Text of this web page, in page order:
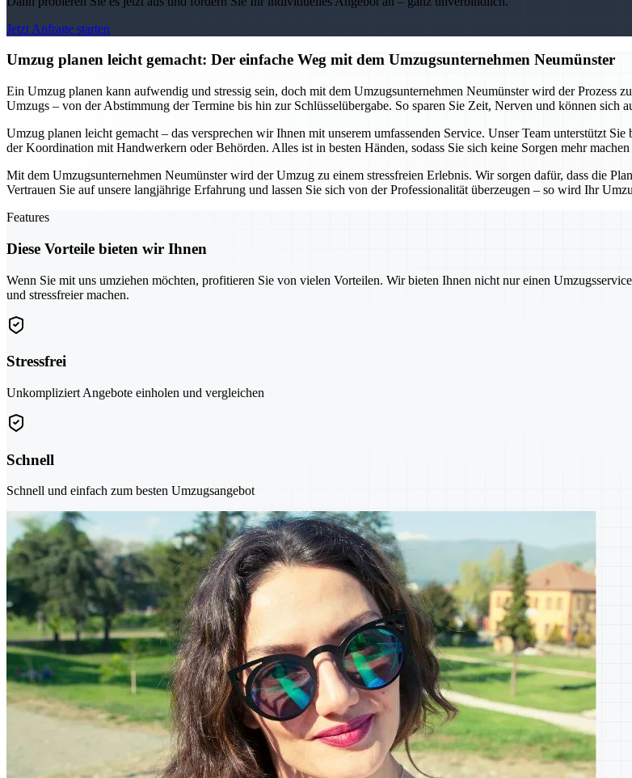
Jetzt Anfrage starten
Umzug planen leicht gemacht: Der einfache Weg mit dem Umzugsunternehmen Neumünster
Ein Umzug planen kann aufwendig und stressig sein, doch mit dem Umzugsunternehmen Neumünster wird der Prozess
Umzugs – von der Abstimmung der Termine bis hin zur Schlüsselübergabe. So sparen Sie Zeit, Nerven und können sich
Umzug planen leicht gemacht – das versprechen wir Ihnen mit unserem umfassenden Service. Unser Team unterstützt
der Koordination mit Handwerkern oder Behörden. Alles ist in besten Händen, sodass Sie sich keine Sorgen mehr machen
Mit dem Umzugsunternehmen Neumünster wird der Umzug zu einem stressfreien Erlebnis. Wir sorgen dafür, dass die
Vertrauen Sie auf unsere langjährige Erfahrung und lassen Sie sich von der Professionalität überzeugen – so wird Ihr
Features
Diese Vorteile bieten wir Ihnen
Wenn Sie mit uns umziehen möchten, profitieren Sie von vielen Vorteilen. Wir bieten Ihnen nicht nur einen
und stressfreier machen.
Stressfrei
Unkompliziert Angebote einholen und vergleichen
Schnell
Schnell und einfach zum besten Umzugsangebot